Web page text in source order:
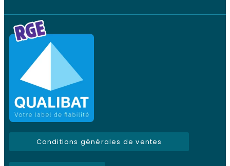
Conditions générales de ventes